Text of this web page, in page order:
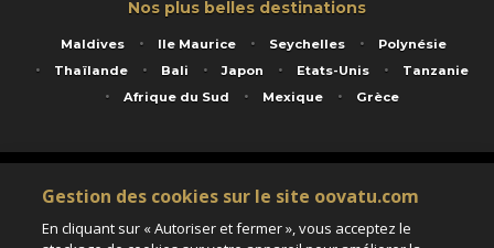
Nos plus belles destinations
Maldives Ile Maurice Seychelles
Polynésie
Thaïlande
Bali Japon Etats-Unis
Tanzanie
Afrique du Sud
Mexique Grèce
Service animé par Nautil Voyages - 22 rue Georges Picquart 75017 Paris - S.A.S
au capital de 155 696 euros - RCS Paris B 423 671 973 - Code APE 7911Z
Matricule Atout France IM075100020 - Garantie financière Groupama - Agrément IATA
Gestion des cookies sur le site oovatu.com
En cliquant sur « Autoriser et fermer », vous acceptez le